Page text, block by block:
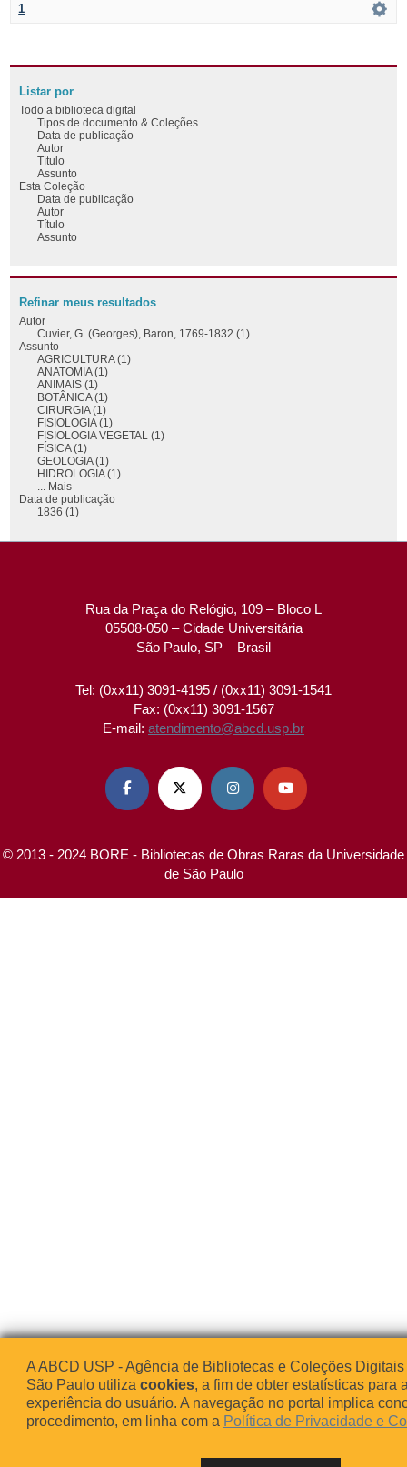
1
Listar por
Todo a biblioteca digital
Tipos de documento & Coleções
Data de publicação
Autor
Título
Assunto
Esta Coleção
Data de publicação
Autor
Título
Assunto
Refinar meus resultados
Autor
Cuvier, G. (Georges), Baron, 1769-1832 (1)
Assunto
AGRICULTURA (1)
ANATOMIA (1)
ANIMAIS (1)
BOTÂNICA (1)
CIRURGIA (1)
FISIOLOGIA (1)
FISIOLOGIA VEGETAL (1)
FÍSICA (1)
GEOLOGIA (1)
HIDROLOGIA (1)
... Mais
Data de publicação
1836 (1)
Rua da Praça do Relógio, 109 – Bloco L
05508-050 – Cidade Universitária
São Paulo, SP – Brasil
Tel: (0xx11) 3091-4195 / (0xx11) 3091-1541
Fax: (0xx11) 3091-1567
E-mail: atendimento@abcd.usp.br
   
© 2013 - 2024 BORE - Bibliotecas de Obras Raras da Universidade
de São Paulo
A ABCD USP - Agência de Bibliotecas e Coleções
São Paulo utiliza cookies, a fim de obter estatísticas para
experiência do usuário. A navegação no portal implica
procedimento, em linha com a Política de Privacidade e